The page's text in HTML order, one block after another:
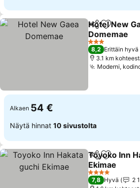
Jaa Lisää
Hotel New
Domemae
3 Tähtiluokitus
8,2 Erittäin hyvä
3.1 km
Moderni,
Alkaen 54 €
Näytä hinnat 10 sivustolta
Jaa Lisää
Toyoko Inn
Ekimae
4 Tähtiluokitus
7,8 Hyvä
2